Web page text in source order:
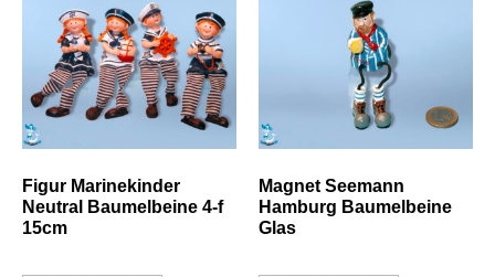
Figur Marinekinder
Neutral Baumelbeine 4-f
15cm
Magnet Seemann
Hamburg Baumelbeine
Glas